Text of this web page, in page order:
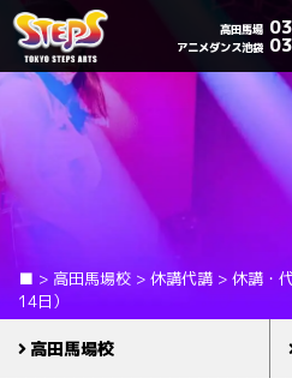
高田馬場
アニメダンス池袋
■ > 高田馬場校 > 休講代講 > 休講・
14日）
高田馬場校